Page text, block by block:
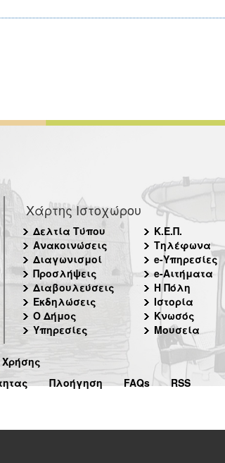
Χάρτης Ιστοχώρου
Δελτία Τύπου
Ανακοινώσεις
Διαγωνισμοί
Προσλήψεις
Διαβουλεύσεις
Εκδηλώσεις
Ο Δήμος
Υπηρεσίες
Κ.Ε.Π.
Τηλέφωνα
e-Υπηρεσίες
e-Αιτήματα
Η Πόλη
Ιστορία
Κνωσός
Μουσεία
Πλοήγηση FAQs RSS